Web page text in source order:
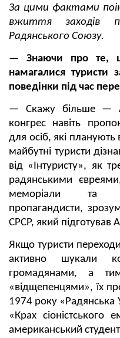
За цими фактами
вжиття заходів
Радянського Союзу.
— Знаючи про те,
намагалися туристи
поведінки під час
— Скажу більше —
конгрес навіть
для осіб, які планують
майбутні туристи
від «Інтуристу», як
радянськими
меморіали та
пропагандисти,
СРСР, який підготував
Якщо туристи
активно шукали
громадянами, а
«відщепенцями», їх
1974 року «Радянська
«Крах сіоністського
американський